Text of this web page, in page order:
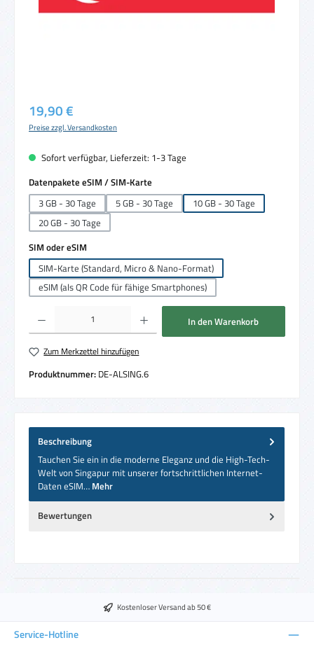
Regulärer Preis:
19,90 €
Preise zzgl. Versandkosten
Sofort verfügbar, Lieferzeit: 1-3 Tage
Datenpakete eSIM / SIM-Karte
3 GB - 30 Tage
5 GB - 30 Tage
10 GB - 30 Tage
20 GB - 30 Tage
SIM oder eSIM
SIM-Karte (Standard, Micro & Nano-Format)
eSIM (als QR Code für fähige Smartphones)
Produkt Anzahl: Gib den gewünschten Wert ein oder benutze die Schaltflächen um
In den Warenkorb
Zum Merkzettel hinzufügen
Produktnummer: DE-ALSING.6
Beschreibung
Tauchen Sie ein in die moderne Eleganz und die High-Tech-
Welt von Singapur mit unserer fortschrittlichen Internet-
Daten eSIM… Mehr
Bewertungen
Kostenloser Versand ab 50 €
Service-Hotline